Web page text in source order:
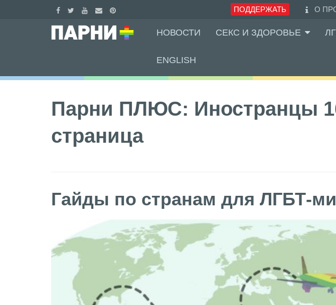
ПОДДЕРЖАТЬ О
НОВОСТИ СЕКС И ЗДОРОВЬЕ
ENGLISH
Парни ПЛЮС: Иностранцы
страница
Гайды по странам для ЛГБТ-